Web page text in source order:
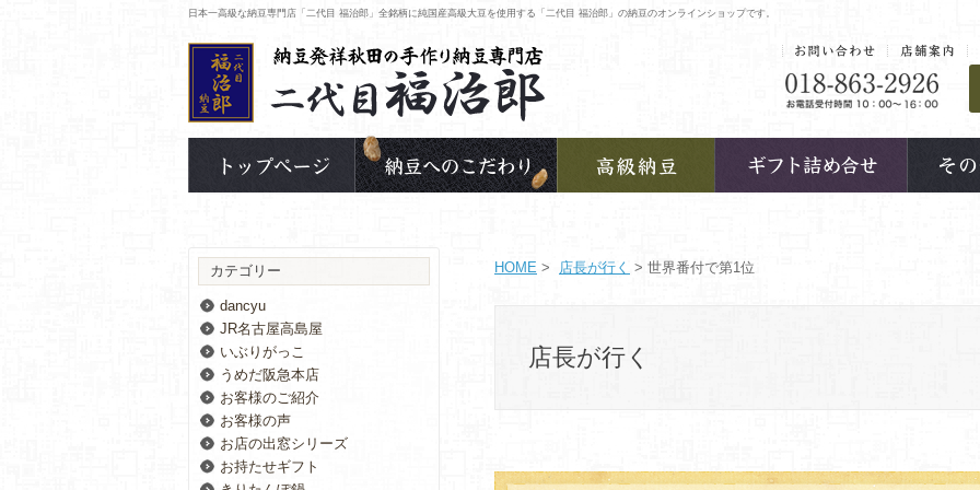
日本一高級な納豆専門店「二代目 福治郎」全銘柄に純国産高級大豆を使用する「二代目 福治郎」の納豆のオンラインショップです。
HOME > 店長が行く > 世界番付で第1位
店長が行く
カテゴリー
dancyu
JR名古屋高島屋
いぶりがっこ
うめだ阪急本店
お客様のご紹介
お客様の声
お店の出窓シリーズ
お持たせギフト